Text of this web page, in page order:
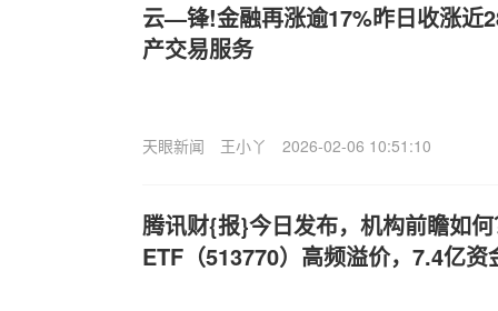
云—锋!金融再涨逾17%昨日收涨近
产交易服务
天眼新闻 王小丫 2026-02-06 10:51:10
腾讯财{报}今日发布，机构前瞻如
ETF（513770）高频溢价，7.4亿资